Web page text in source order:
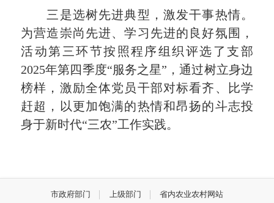
三是选树先进典型，激发干事热情。
为营造崇尚先进、学习先进的良好氛围，
活动第三环节按照程序组织评选了支部
2025年第四季度“服务之星”，通过树立身边
榜样，激励全体党员干部对标看齐、比学
赶超，以更加饱满的热情和昂扬的斗志投
身于新时代“三农”工作实践。
市政府部门 上级部门 省内农业农村网站